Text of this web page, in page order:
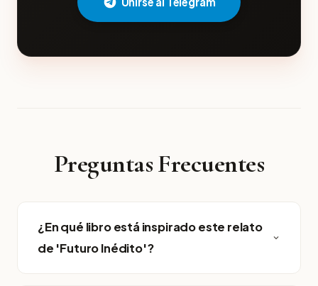
Preguntas Frecuentes
¿En qué libro está inspirado este relato
de 'Futuro Inédito'?